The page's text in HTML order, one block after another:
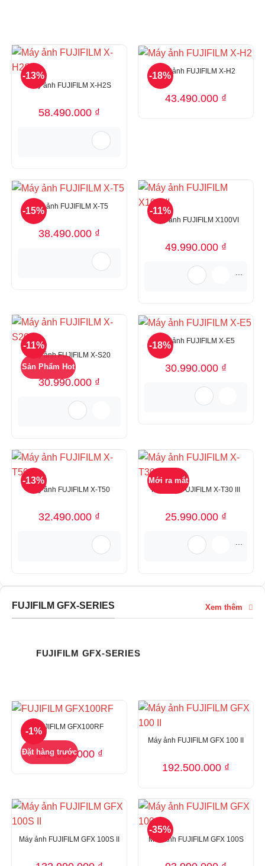
-13%
Máy ảnh FUJIFILM X-H2S
58.490.000 ₫
-18%
Máy ảnh FUJIFILM X-H2
43.490.000 ₫
-15%
Máy ảnh FUJIFILM X-T5
38.490.000 ₫
-11%
Máy ảnh FUJIFILM X100VI
49.990.000 ₫
...
-11%
Sản Phẩm Hot
Máy ảnh FUJIFILM X-S20
30.990.000 ₫
-18%
Máy ảnh FUJIFILM X-E5
30.990.000 ₫
-13%
Máy ảnh FUJIFILM X-T50
32.490.000 ₫
Mới ra mắt
Máy ảnh FUJIFILM X-T30 III
25.990.000 ₫
...
FUJIFILM GFX-SERIES Xem thêm
FUJIFILM GFX-SERIES
-1%
Đặt hàng trước
FUJIFILM GFX100RF
140.990.000 ₫
Máy ảnh FUJIFILM GFX 100 II
192.500.000 ₫
Máy ảnh FUJIFILM GFX 100S II
-35%
Máy ảnh FUJIFILM GFX 100S